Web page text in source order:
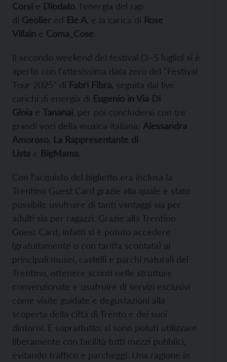
Corsi e Diodato , l’energia del rap
di Geolier ed Ele A , e la carica di Rose
Villain e Coma_Cose.
Il secondo weekend del festival (3–5 luglio) si è
aperto con l’attesissima data zero del “Festival
Tour 2025” di Fabri Fibra , seguita dai live
carichi di energia di Eugenio in Via Di
Gioia e Tananai , per poi concludersi con tre
grandi voci della musica italiana: Alessandra
Amoroso La Rappresentante di
Lista e BigMama.
Con l’acquisto del biglietto era inclusa la
Trentino Guest Card grazie alla quale è stato
possibile usufruire di tanti vantaggi sia per
adulti sia per ragazzi. Grazie alla Trentino
Guest Card, infatti si è potuto accedere
(gratuitamente o con tariffa scontata) ai
principali musei, castelli e parchi naturali del
Trentino, ottenere sconti nelle strutture
convenzionate e usufruire di servizi esclusivi
come visite guidate e degustazioni alla
scoperta della città di Trento e dei suoi
dintorni. E soprattutto, si sono potuti utilizzare
liberamente con facilità tutti mezzi pubblici,
evitando traffico e parcheggi. Una ragione in